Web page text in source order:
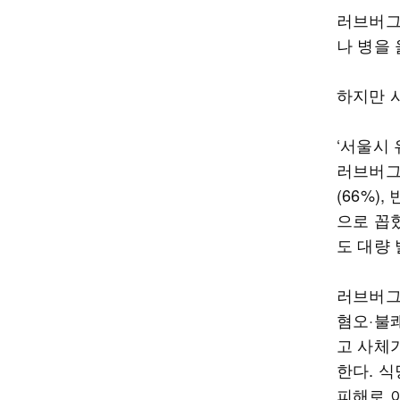
러브버
나 병을
하지만
‘서울시
러브버
(66%),
으로 꼽
도 대량
러브버
혐오·
고 사체
한다.
피해로